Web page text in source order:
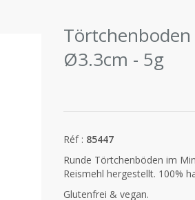
Törtchenboden
Ø3.3cm - 5g
Réf : 85447
Runde Törtchenböden im
Reismehl hergestellt. 100%
Glutenfrei & vegan.